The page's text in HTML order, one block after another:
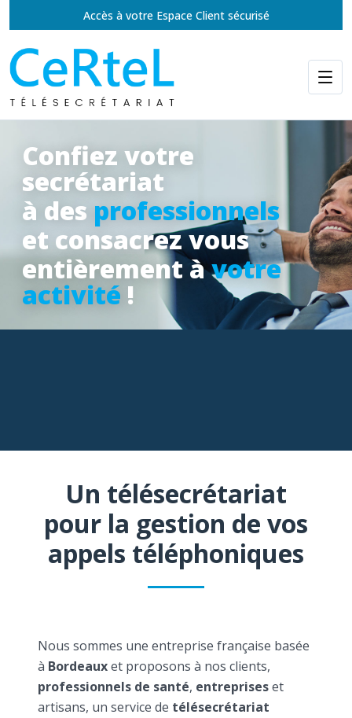
Accès à votre Espace Client sécurisé
Confiez votre
secrétariat
à des professionnels
et consacrez vous
entièrement àvotre
activité !
Un télésecrétariat
pour la gestion de vos
appels téléphoniques
Nous sommes une entreprise française basée
à Bordeauxet proposons à nos clients,
professionnels de santé, entrepriseset
artisans, un service de télésecrétariat